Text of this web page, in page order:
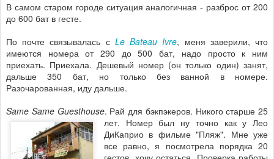
В самом старом городе ситуация аналогичная - разброс от 200
до 600 бат в гесте.
По почте связывалась с Le Bateau Ivre, меня заверили, что
имеются номера от 290 до 500 бат, надо просто к ним
приехать. Приехала. Дешевый номер (он только один) занят,
дальше 350 бат, но только без ванной в номере.
Разочарованная, иду дальше.
Same Same Guesthouse. Рай для бэкпэкеров. Никого старше 25
лет. Номер был ну точно как у Лео
ДиКаприо в фильме "Пляж". Мне уже
все равно, я посмотрела порядка 20